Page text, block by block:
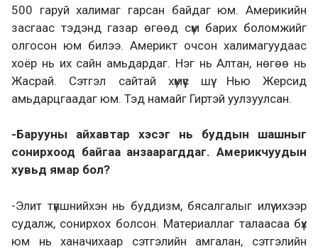
500 гаруй халимаг гарсан байдаг юм. Америкийн
засгаас тэдэнд газар өгөөд сүм барих боломжийг
олгосон юм билээ. Америкт очсон халимагуудаас
хоёр нь их сайн амьдардаг. Нэг нь Алтан, нөгөө нь
Жасрай. Сэтгэл сайтай хүмүүс шүү. Нью Жерсид
амьдарцгаадаг юм. Тэд намайг Гиртэй уулзуулсан.
-Барууны айхавтар хэсэг нь буддын шашныг
сонирхоод байгаа анзаарагддаг. Америкчуудын
хувьд ямар бол?
-Элит түвшнийхэн нь буддизм, бясалгалыг илүү ихээр
судалж, сонирхох болсон. Материаллаг талаасаа бүх
юм нь ханачихаар сэтгэлийн амгалан, сэтгэлийн